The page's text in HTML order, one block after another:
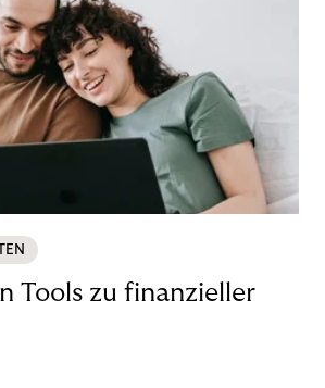
Tools zu finanzieller